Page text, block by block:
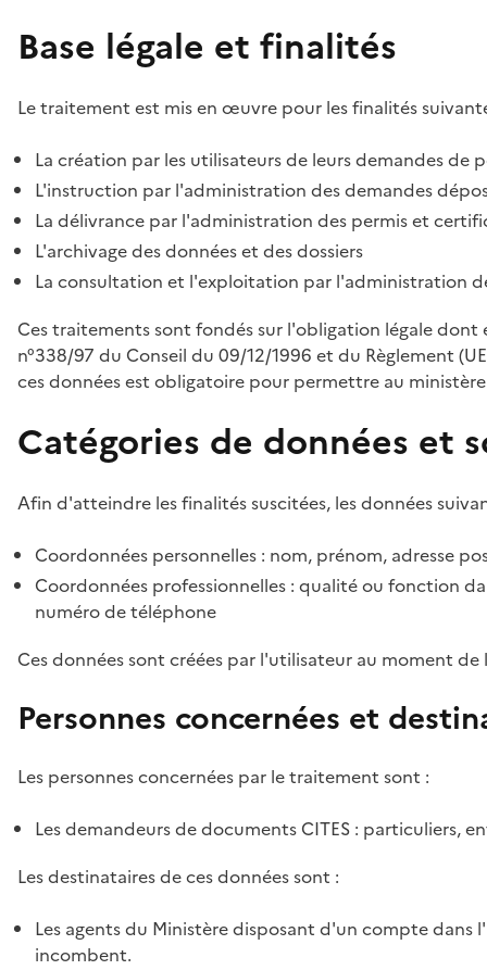
Base légale et finalités
Le traitement est mis en œuvre pour les finalités
La création par les utilisateurs de leurs demandes
L'instruction par l'administration des demandes
La délivrance par l'administration des permis et
L'archivage des données et des dossiers
La consultation et l'exploitation par l'administration
Ces traitements sont fondés sur l'obligation légale
n°338/97 du Conseil du 09/12/1996 et du Règlement
ces données est obligatoire pour permettre au
Catégories de données et
Afin d'atteindre les finalités suscitées, les données
Coordonnées personnelles : nom, prénom, adresse
Coordonnées professionnelles : qualité ou fonction
numéro de téléphone
Ces données sont créées par l'utilisateur au moment
Personnes concernées et
Les personnes concernées par le traitement sont :
Les demandeurs de documents CITES : particuliers,
Les destinataires de ces données sont :
Les agents du Ministère disposant d'un compte
incombent.